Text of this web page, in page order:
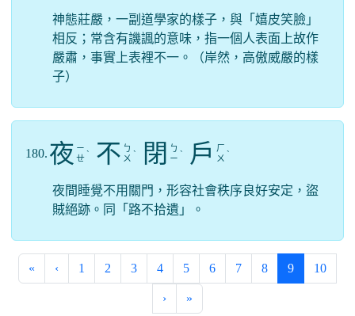
神態莊嚴，一副道學家的樣子，與「嬉皮笑臉」
相反；常含有譏諷的意味，指一個人表面上故作
嚴肅，事實上表裡不一。（岸然，高傲威嚴的樣
子）
180. 夜 ㄧ
ㄝˋ 不 ㄅ
ㄨ ˋ 閉
ㄅ
ㄧ ˋ 戶
ㄏ
ㄨ ˋ
夜間睡覺不用關門，形容社會秩序良好安定，盜
賊絕跡。同「路不拾遺」。
« ‹ 1 2 3 4 5 6 7 8 9(current)
10
› »